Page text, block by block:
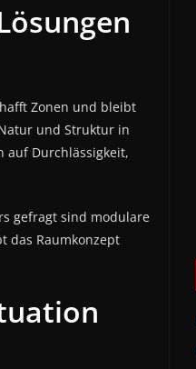
Zonen und bleibt
und Struktur in
auf Durchlässigkeit,
gefragt sind modulare
das Raumkonzept